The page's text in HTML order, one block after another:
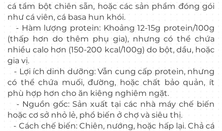
cá tẩm bột chiên sẵn, hoặc các sản phẩm đóng gói
như cá viên, cá basa hun khói.
- Hàm lượng protein: Khoảng 12-15g protein/100g
(thấp hơn do thêm phụ gia), nhưng có thể chứa
nhiều calo hơn (150-200 kcal/100g) do bột, dầu, hoặc
gia vị.
- Lợi ích dinh dưỡng: Vẫn cung cấp protein, nhưng
có thể chứa muối, đường, hoặc chất bảo quản, ít
phù hợp hơn cho ăn kiêng nghiêm ngặt.
- Nguồn gốc: Sản xuất tại các nhà máy chế biến
hoặc cơ sở nhỏ lẻ, phổ biến ở chợ và siêu thị.
- Cách chế biến: Chiên, nướng, hoặc hấp lại. Chả cá